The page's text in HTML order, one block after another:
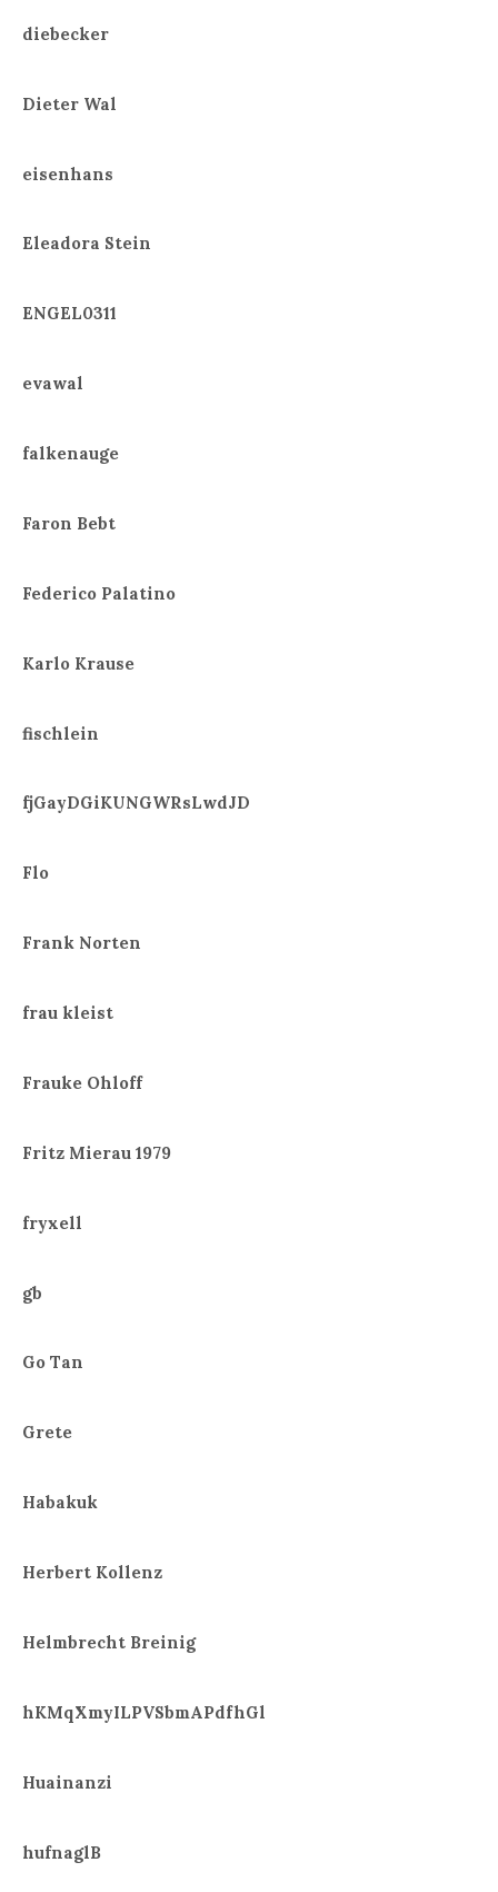
diebecker
Dieter Wal
eisenhans
Eleadora Stein
ENGEL0311
evawal
falkenauge
Faron Bebt
Federico Palatino
Karlo Krause
fischlein
fjGayDGiKUNGWRsLwdJD
Flo
Frank Norten
frau kleist
Frauke Ohloff
Fritz Mierau 1979
fryxell
gb
Go Tan
Grete
Habakuk
Herbert Kollenz
Helmbrecht Breinig
hKMqXmyILPVSbmAPdfhGl
Huainanzi
hufnaglB